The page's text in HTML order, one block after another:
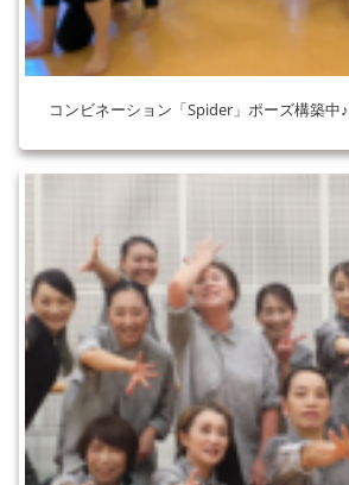
コンビネーション「Spider」ポーズ構築中♪